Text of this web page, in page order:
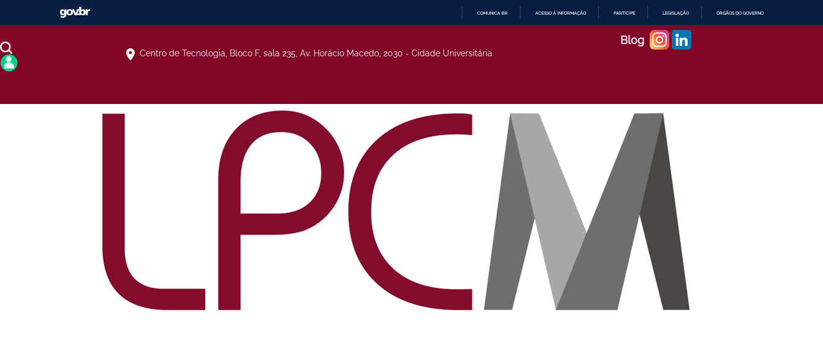
CONTEÚDO
COMUNICA BR ACESSO À INFORMAÇÃO PARTICIPE LEGISLAÇÃO ÓRGÃOS DO GOVERNO
Centro de Tecnologia, Bloco F, sala 235, Av. Horácio Macedo, 2030 - Cidade Universitária
Blog